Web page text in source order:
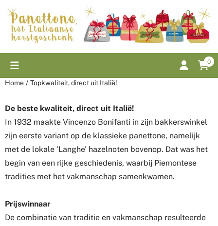
Cookievoorkeuren zijn momenteel gesloten.
0
Home / Topkwaliteit, direct uit Italië!
De beste kwaliteit, direct uit Italië!
In 1932 maakte Vincenzo Bonifanti in zijn bakkerswinkel
zijn eerste variant op de klassieke panettone, namelijk
met de lokale 'Langhe' hazelnoten bovenop. Dat was het
begin van een rijke geschiedenis, waarbij Piemontese
tradities met het vakmanschap samenkwamen.
Prijswinnaar
De combinatie van traditie en vakmanschap resulteerde